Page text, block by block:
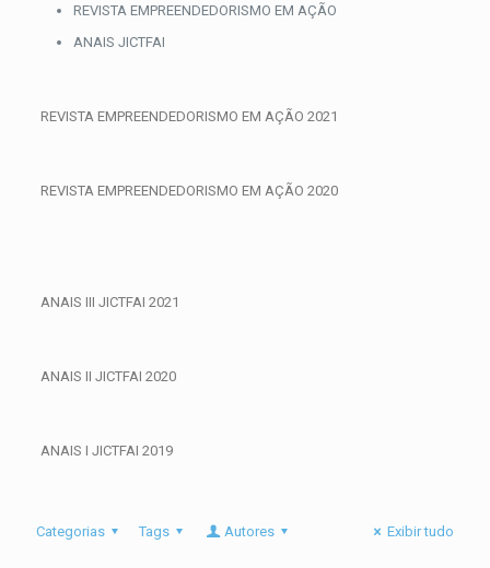
REVISTA EMPREENDEDORISMO EM AÇÃO
ANAIS JICTFAI
REVISTA EMPREENDEDORISMO EM AÇÃO 2021
REVISTA EMPREENDEDORISMO EM AÇÃO 2020
ANAIS III JICTFAI 2021
ANAIS II JICTFAI 2020
ANAIS I JICTFAI 2019
Categorias Tags Autores Exibir tudo